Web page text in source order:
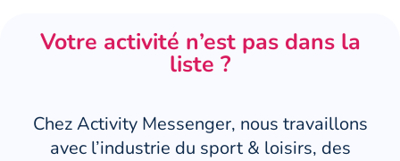
Votre activité n’est pas dans la
liste ?
Chez Activity Messenger, nous travaillons
avec l’industrie du sport & loisirs, des